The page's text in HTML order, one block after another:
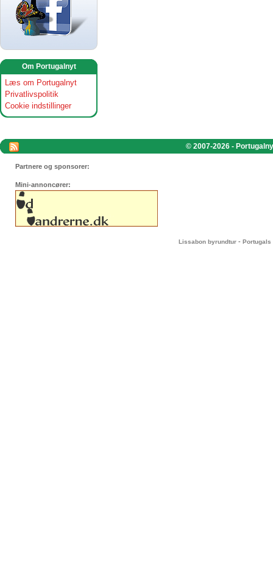
Om Portugalnyt
Læs om Portugalnyt
Privatlivspolitik
Cookie indstillinger
© 2007-2026 -
Partnere og sponsorer:
Mini-annoncører:
Lissabon byrundtur - Portugals